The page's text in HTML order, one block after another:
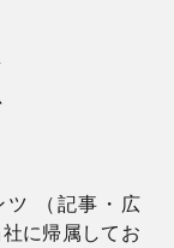
ツ （記事・広
に帰属してお